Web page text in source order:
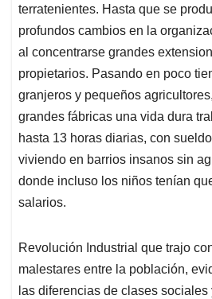
terratenientes. Hasta que se
profundos cambios en la
al concentrarse grandes
propietarios. Pasando en poco
granjeros y pequeños
grandes fábricas una vida dura
hasta 13 horas diarias, con
viviendo en barrios insanos sin
donde incluso los niños tenían
salarios.
Revolución Industrial que trajo
malestares entre la población,
las diferencias de clases sociales